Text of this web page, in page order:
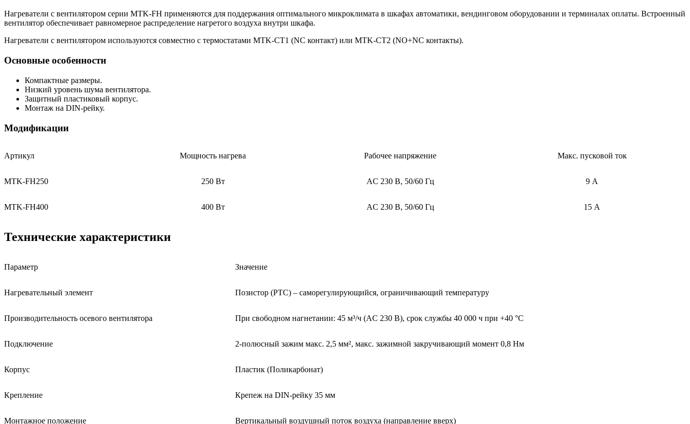
Нагреватели с вентилятором серии MTK-FH применяются для поддержания оптимального микроклимата в шкафах автоматики, вендинговом оборудовании и терминалах оплаты. Встроенный
вентилятор обеспечивает равномерное распределение нагретого воздуха внутри шкафа.
Нагреватели с вентилятором используются совместно с термостатами MTK-CT1 (NC контакт) или MTK-CT2 (NO+NC контакты).
Основные особенности
Компактные размеры.
Низкий уровень шума вентилятора.
Защитный пластиковый корпус.
Монтаж на DIN-рейку.
Модификации
Артикул Мощность нагрева Рабочее напряжение Макс. пусковой ток
MTK-FH250 250 Вт AC 230 В, 50/60 Гц 9 А
MTK-FH400 400 Вт AC 230 В, 50/60 Гц 15 А
Технические характеристики
Параметр Значение
Нагревательный элемент Позистор (PTC) – саморегулирующийся, ограничивающий температуру
Производительность осевого вентилятора При свободном нагнетании: 45 м³/ч (AC 230 В), срок службы 40 000 ч при +40 °C
Подключение 2-полюсный зажим макс. 2,5 мм², макс. зажимной закручивающий момент 0,8 Нм
Корпус Пластик (Поликарбонат)
Крепление Крепеж на DIN-рейку 35 мм
Монтажное положение Вертикальный воздушный поток воздуха (направление вверх)